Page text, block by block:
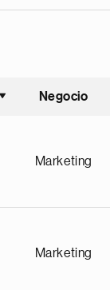
Ordenar
Negocio
Marketing
Marketing